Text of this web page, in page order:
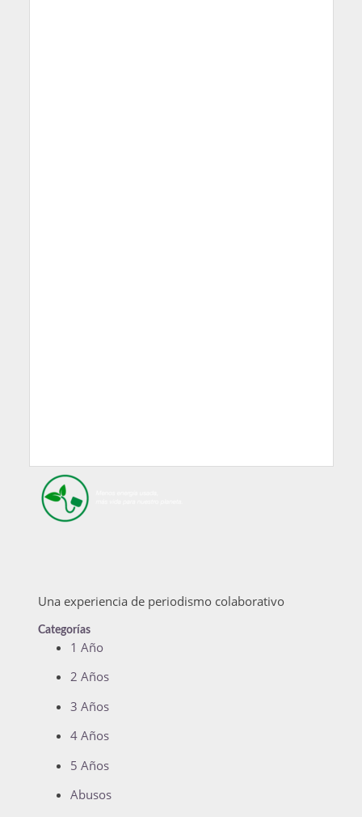
Una experiencia de periodismo colaborativo
Categorías
1 Año
2 Años
3 Años
4 Años
5 Años
Abusos